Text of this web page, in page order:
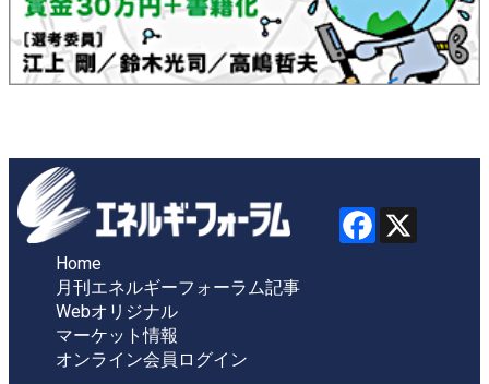
Home
月刊エネルギーフォーラム記事
Webオリジナル
マーケット情報
オンライン会員ログイン